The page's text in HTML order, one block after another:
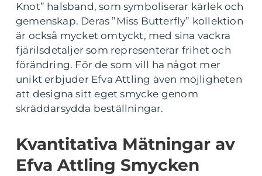
Knot” halsband, som symboliserar kärlek och
gemenskap. Deras ”Miss Butterfly” kollektion
är också mycket omtyckt, med sina vackra
fjärilsdetaljer som representerar frihet och
förändring. För de som vill ha något mer
unikt erbjuder Efva Attling även möjligheten
att designa sitt eget smycke genom
skräddarsydda beställningar.
Kvantitativa Mätningar av
Efva Attling Smycken